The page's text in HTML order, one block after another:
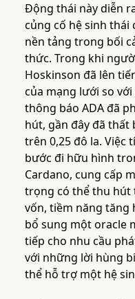
Động thái này diễn
củng cố hệ sinh thái
nền tảng trong bối
thức. Trong khi
Hoskinson đã lên
của mạng lưới so
thông báo ADA đã
hút, gần đây đã
trên 0,25 đô la. Việc
bước đi hữu hình
Cardano, cung cấp
trọng có thể thu hút
vốn, tiềm năng tăng
bổ sung một oracle
tiếp cho nhu cầu
với những lời hùng
thể hỗ trợ một hệ